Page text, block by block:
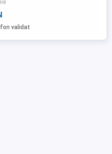
f1 și leroxy F1 limitate că și
răsaduri. Atenție prețul este
cantitate! Pentru detalii
validat